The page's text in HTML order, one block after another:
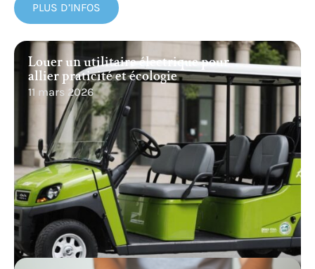
PLUS D’INFOS
Louer un utilitaire électrique pour
allier praticité et écologie
11 mars 2026